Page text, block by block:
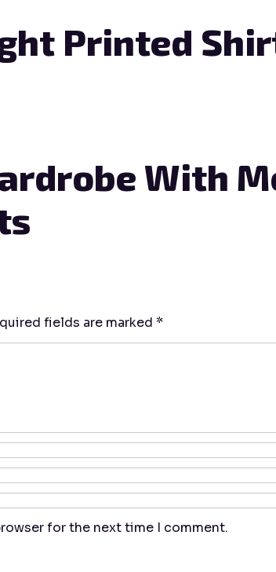
Printed
With
fields are marked *
for the next time I comment.